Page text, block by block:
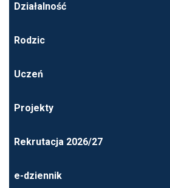
Działalność
Rodzic
Uczeń
Projekty
Rekrutacja 2026/27
e-dziennik